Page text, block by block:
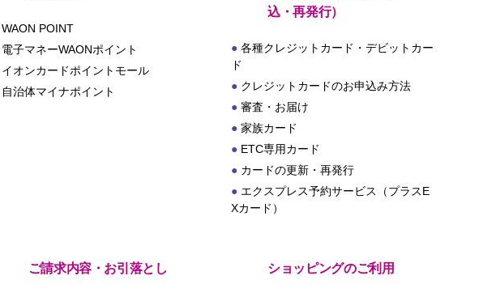
WAON POINT
電子マネーWAONポイント
イオンカードポイントモール
自治体マイナポイント
込・再発行）
各種クレジットカード・デビットカー
ド
クレジットカードのお申込み方法
審査・お届け
家族カード
ETC専用カード
カードの更新・再発行
エクスプレス予約サービス（プラスE
Xカード）
ご請求内容・お引落とし ショッピングのご利用